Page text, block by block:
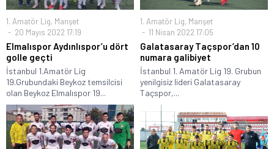
1. Amatör Lig, Manşet
20 Mayıs 2022 17:19
Elmalıspor Aydınlıspor’u dört
golle geçti
İstanbul 1.Amatör Lig
19.Grubundaki Beykoz temsilcisi
olan Beykoz Elmalıspor 19...
1. Amatör Lig, Manşet
11 Nisan 2022 17:05
Galatasaray Taçspor’dan 10
numara galibiyet
İstanbul 1. Amatör Lig 19. Grubun
yenilgisiz lideri Galatasaray
Taçspor,...